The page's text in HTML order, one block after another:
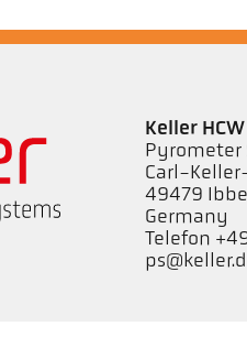
Keller
Pyrometer
Carl-
49479
Germany
Telefon